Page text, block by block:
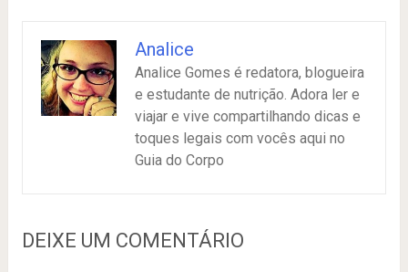
Analice
Analice Gomes é redatora, blogueira
e estudante de nutrição. Adora ler e
viajar e vive compartilhando dicas e
toques legais com vocês aqui no
Guia do Corpo
DEIXE UM COMENTÁRIO